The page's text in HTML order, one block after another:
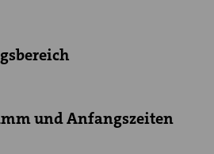
und Anfangszeiten